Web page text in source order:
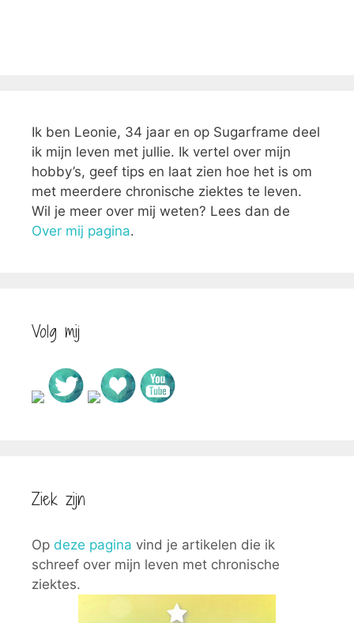
Ik ben Leonie, 34 jaar en op Sugarframe deel
ik mijn leven met jullie. Ik vertel over mijn
hobby’s, geef tips en laat zien hoe het is om
met meerdere chronische ziektes te leven.
Wil je meer over mij weten? Lees dan de
Over mij pagina.
Volg mij
Ziek zijn
Op deze pagina vind je artikelen die ik
schreef over mijn leven met chronische
ziektes.